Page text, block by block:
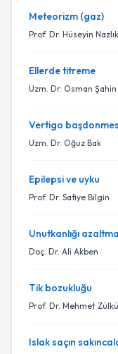
Meteorizm (gaz)
Prof. Dr. Hüseyin
Ellerde titreme
Uzm. Dr. Osman Şahin
Vertigo
Uzm. Dr. Oğuz Bak
Epilepsi ve uyku
Prof. Dr. Safiye Bilgin
Unutkanlığı
Doç. Dr. Ali Akben
Tik bozukluğu
Prof. Dr. Mehmet
Islak saçın